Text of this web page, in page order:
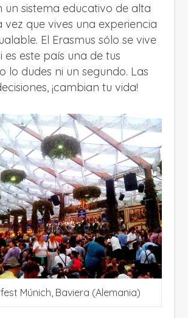
un sistema educativo de alta
vez que vives una experiencia
El Erasmus sólo se vive
es este país una de tus
lo dudes ni un segundo. Las
¡cambian tu vida!
Múnich, Baviera (Alemania)